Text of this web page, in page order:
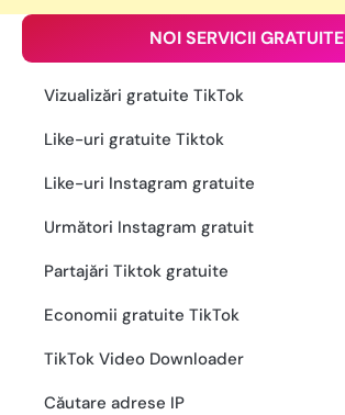
NOI SERVICII GRATUITE
Vizualizări gratuite TikTok
Like-uri gratuite Tiktok
Like-uri Instagram gratuite
Următori Instagram gratuit
Partajări Tiktok gratuite
Economii gratuite TikTok
TikTok Video Downloader
Căutare adrese IP